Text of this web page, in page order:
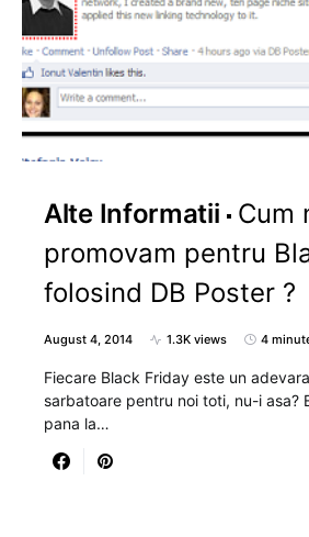
Alte Informatii
Cum
promovam pentru
folosind DB Poster ?
August 4, 2014 1.3K views 4
Fiecare Black Friday este un
sarbatoare pentru noi toti, nu-i asa?
pana la…